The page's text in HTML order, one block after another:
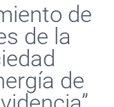
de
de la
de